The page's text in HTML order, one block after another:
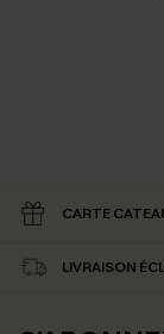
CARTE
LIVRAISON